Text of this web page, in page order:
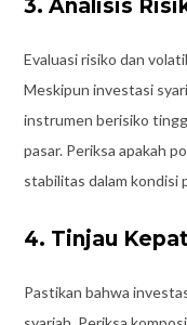
3. Analisis
Evaluasi risiko dan
Meskipun investasi
instrumen berisiko
pasar. Periksa apakah
stabilitas dalam kondisi
4. Tinjau
Pastikan bahwa